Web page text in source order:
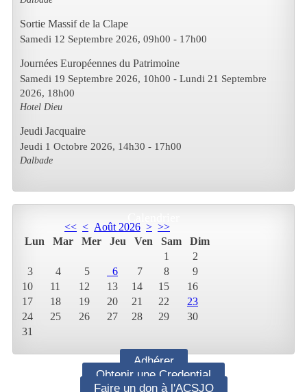
Sortie Massif de la Clape
Samedi 12 Septembre 2026, 09h00 - 17h00
Journées Européennes du Patrimoine
Samedi 19 Septembre 2026, 10h00 - Lundi 21 Septembre
2026, 18h00
Hotel Dieu
Jeudi Jacquaire
Jeudi 1 Octobre 2026, 14h30 - 17h00
Dalbade
<< < Août 2026 > >>
Lun
Mar Mer Jeu Ven Sam
Dim
1
2
3
4 5 6 7 8
9
10
11 12 13 14 15
16
17
18 19 20 21 22
23
24
25 26 27 28 29
30
31
Adhérer
Obtenir une Credential
Faire un don à l'ACSJO